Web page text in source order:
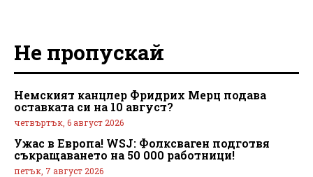
Не пропускай
Немският канцлер Фридрих Мерц подава
оставката си на 10 август?
четвъртък, 6 август 2026
Ужас в Европа! WSJ: Фолксваген подготвя
съкращаването на 50 000 работници!
петък, 7 август 2026